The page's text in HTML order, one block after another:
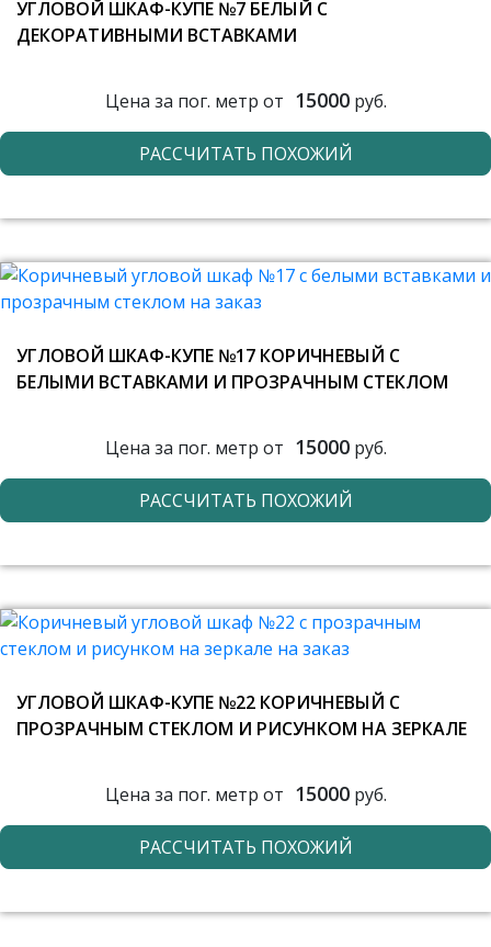
УГЛОВОЙ ШКАФ-КУПЕ №7 БЕЛЫЙ С
ДЕКОРАТИВНЫМИ ВСТАВКАМИ
Цена за пог. метр от 15000руб.
РАССЧИТАТЬ ПОХОЖИЙ
УГЛОВОЙ ШКАФ-КУПЕ №17 КОРИЧНЕВЫЙ С
БЕЛЫМИ ВСТАВКАМИ И ПРОЗРАЧНЫМ СТЕКЛОМ
Цена за пог. метр от 15000руб.
РАССЧИТАТЬ ПОХОЖИЙ
УГЛОВОЙ ШКАФ-КУПЕ №22 КОРИЧНЕВЫЙ С
ПРОЗРАЧНЫМ СТЕКЛОМ И РИСУНКОМ НА ЗЕРКАЛЕ
Цена за пог. метр от 15000руб.
РАССЧИТАТЬ ПОХОЖИЙ